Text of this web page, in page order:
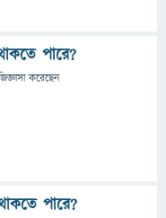
পারে?
করেছেন
পারে?